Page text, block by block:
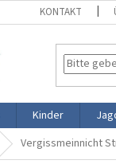
KONTAKT
Kinder
Vergissmeinnicht